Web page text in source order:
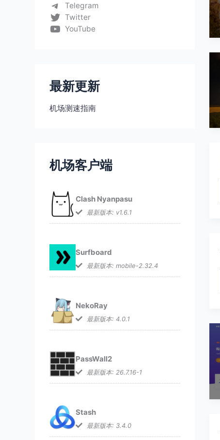
Telegram
Twitter
YouTube
最新更新
机场测速指南
机场客户端
Clash Nyanpasu
最新版本: v1.6.1
Surfboard
最新版本: mobile-2.32.4
NekoRay
最新版本: 4.0.1
PassWall2
最新版本: 26.7.16-1
Stash
最新版本: 3.4.0